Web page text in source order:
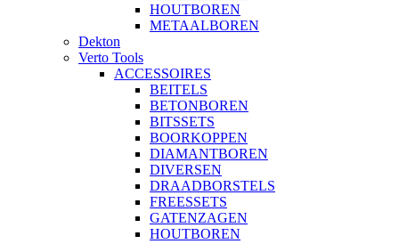
HOUTBOREN
METAALBOREN
Dekton
Verto Tools
ACCESSOIRES
BEITELS
BETONBOREN
BITSSETS
BOORKOPPEN
DIAMANTBOREN
DIVERSEN
DRAADBORSTELS
FREESSETS
GATENZAGEN
HOUTBOREN